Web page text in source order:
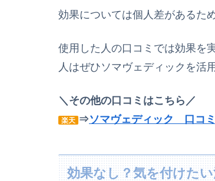
効果については個人差があるた
使用した人の口コミでは効果を
人はぜひソマヴェディックを活
＼その他の口コミはこちら／
楽天 ⇒ソマヴェディック 口コ
効果なし？気を付けた